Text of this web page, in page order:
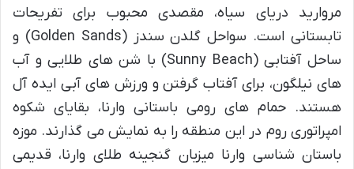
مروارید دریای سیاه، مقصدی محبوب برای تفریحات
تابستانی است. سواحل گلدن سندز (Golden Sands) و
ساحل آفتابی (Sunny Beach) با شن های طلایی و آب
های نیلگون، برای آفتاب گرفتن و ورزش های آبی ایده آل
هستند. حمام های رومی باستانی وارنا، بقایای شکوه
امپراتوری روم در این منطقه را به نمایش می گذارند. موزه
باستان شناسی وارنا میزبان گنجینه طلای وارنا، قدیمی